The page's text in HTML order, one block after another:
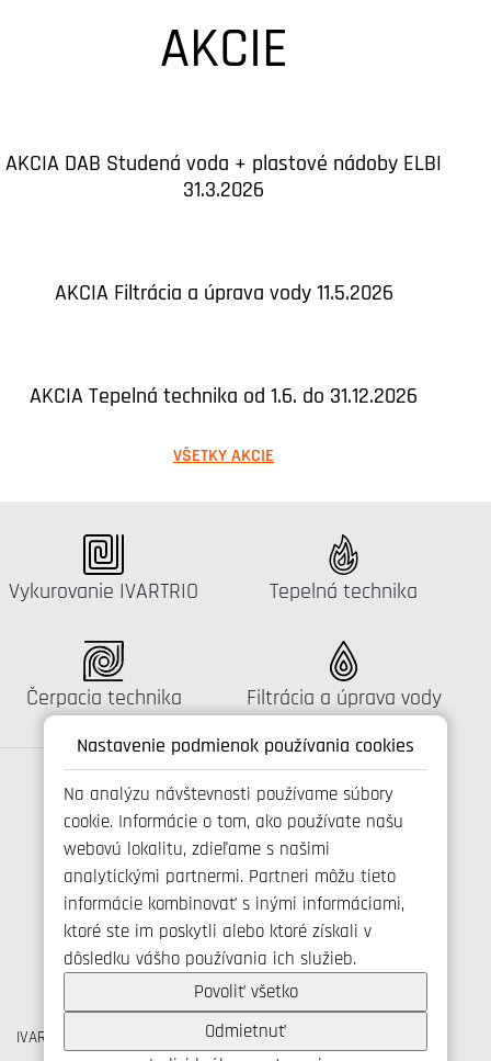
Nastavenie podmienok používania cookies
Na analýzu návštevnosti používame súbory
cookie. Informácie o tom, ako používate našu
webovú lokalitu, zdieľame s našimi
analytickými partnermi. Partneri môžu tieto
informácie kombinovať s inými informáciami,
ktoré ste im poskytli alebo ktoré získali v
dôsledku vášho používania ich služieb.
Povoliť všetko
Odmietnuť
AKCIE
AKCIA DAB Studená voda + plastové nádoby ELBI
31.3.2026
AKCIA Filtrácia a úprava vody 11.5.2026
AKCIA Tepelná technika od 1.6. do 31.12.2026
VŠETKY AKCIE
Katalógus:
Vykurovanie IVARTRIO Katalógus:
Tepelná technika
Katalógus:
Čerpacia technika Katalógus:
Filtrácia a úprava vody
Spojte se s námi
+421 346 214 431
info@ivarsk.sk
Ochrana osobných údajov
Cookies
IVAR CS spol. s r.o., Velvarská 9, Podhořany, 277 51 Nelahozeves